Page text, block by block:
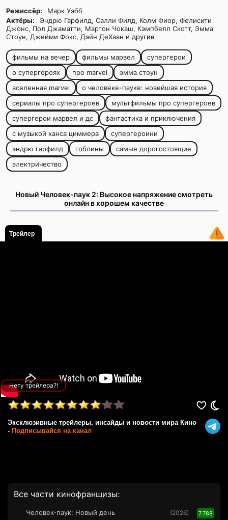
Режиссёр:
Марк Уэбб
Актёры:
Эндрю Гарфилд, Салли Филд, Колм Фиор, Фелисити
Джонс, Пол Джаматти, Мартон Чокаш, Кэмпбелл Скотт, Эмма
Стоун, Джейми Фокс, Дэйн ДеХаан и другие
фильмы на вечер фильмы марвел
супергерои
о супергероях
про marvel
эмма стоун
вселенная marvel
о человеке-пауке: новейшая история
сериалы про супергероев
мультфильмы про супергероев
супергерои марвел и дс
фантастика и приключения
с музыкой ханса циммера
супергероини
эндрю гарфилд
гоблины
самые дорогостоящие
электричество
Новый Человек-паук 2: Высокое напряжение смотреть
онлайн в хорошем качестве
Трейлер
Нету трейлера?!
Эксклюзивные трейлеры, инсайды и новости мира Кино
- Подписывайся на канал
Все части кинофраншизы:
Человек-паук: Новый день (2026) 7.788